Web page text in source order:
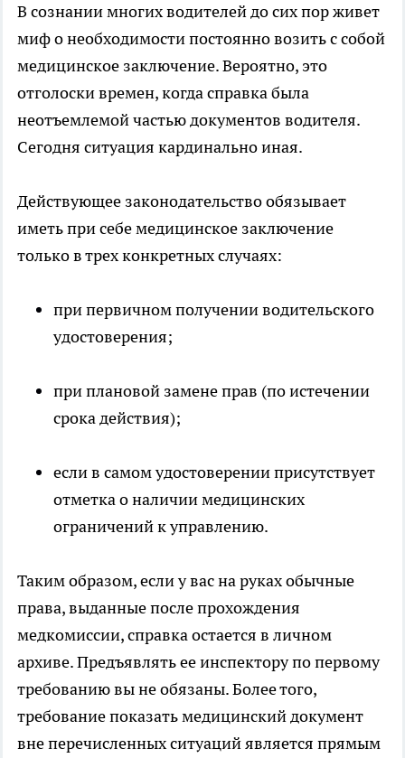
В сознании многих водителей до сих пор живет
миф о необходимости постоянно возить с собой
медицинское заключение. Вероятно, это
отголоски времен, когда справка была
неотъемлемой частью документов водителя.
Сегодня ситуация кардинально иная.
Действующее законодательство обязывает
иметь при себе медицинское заключение
только в трех конкретных случаях:
при первичном получении водительского
удостоверения;
при плановой замене прав (по истечении
срока действия);
если в самом удостоверении присутствует
отметка о наличии медицинских
ограничений к управлению.
Таким образом, если у вас на руках обычные
права, выданные после прохождения
медкомиссии, справка остается в личном
архиве. Предъявлять ее инспектору по первому
требованию вы не обязаны. Более того,
требование показать медицинский документ
вне перечисленных ситуаций является прямым